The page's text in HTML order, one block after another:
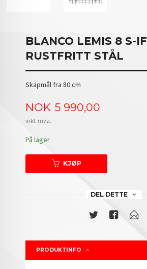
BLANCO LEMIS 8 S-IF
RUSTFRITT STÅL
Skapmål fra 80 cm
Pris
NOK 5 990,00
inkl. mva.
På lager
KJØP
DEL DETTE
PRODUKTINFO